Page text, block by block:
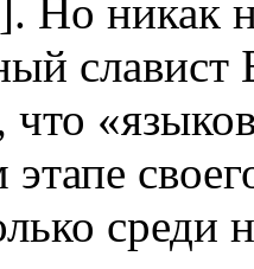
Но никак
среди